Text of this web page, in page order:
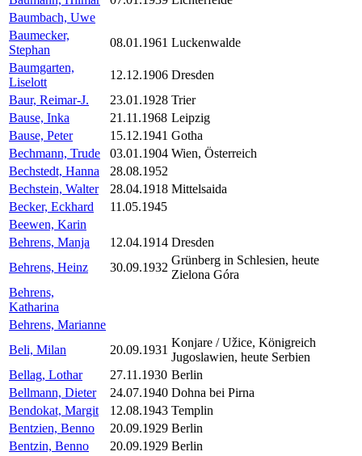
Baumbach, Uwe
Baumecker,
Stephan
08.01.1961 Luckenwalde
Baumgarten,
Liselott
12.12.1906 Dresden
Baur, Reimar-J.
23.01.1928 Trier
Bause, Inka
21.11.1968 Leipzig
Bause, Peter
15.12.1941 Gotha
Bechmann, Trude
03.01.1904 Wien, Österreich
Bechstedt, Hanna
28.08.1952
Bechstein, Walter
28.04.1918 Mittelsaida
Becker, Eckhard
11.05.1945
Beewen, Karin
Behrens, Manja
12.04.1914 Dresden
Behrens, Heinz
30.09.1932
Grünberg in Schlesien, heute
Zielona Góra
Behrens,
Katharina
Behrens, Marianne
Beli, Milan
20.09.1931
Konjare / Užice, Königreich
Jugoslawien, heute Serbien
Bellag, Lothar
27.11.1930 Berlin
Bellmann, Dieter
24.07.1940 Dohna bei Pirna
Bendokat, Margit
12.08.1943 Templin
Bentzien, Benno
20.09.1929 Berlin
Bentzin, Benno
20.09.1929 Berlin